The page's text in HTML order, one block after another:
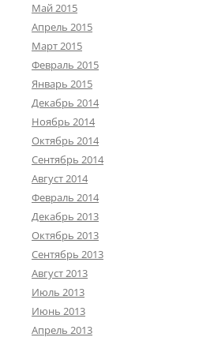
Май 2015
Апрель 2015
Март 2015
Февраль 2015
Январь 2015
Декабрь 2014
Ноябрь 2014
Октябрь 2014
Сентябрь 2014
Август 2014
Февраль 2014
Декабрь 2013
Октябрь 2013
Сентябрь 2013
Август 2013
Июль 2013
Июнь 2013
Апрель 2013